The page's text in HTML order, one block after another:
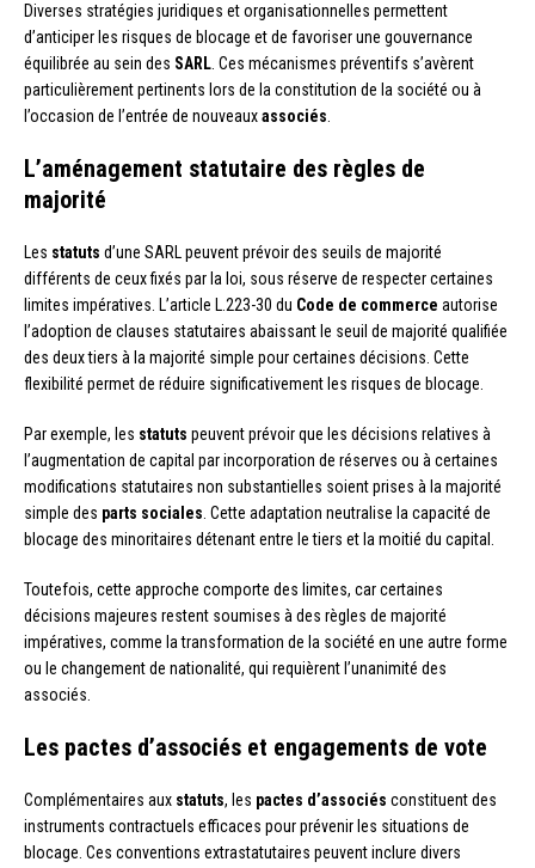
Diverses stratégies juridiques et organisationnelles permettent
d’anticiper les risques de blocage et de favoriser une gouvernance
équilibrée au sein des SARL. Ces mécanismes préventifs s’avèrent
particulièrement pertinents lors de la constitution de la société ou à
l’occasion de l’entrée de nouveauxassociés.
L’aménagement statutaire des règles de
majorité
Les statuts d’une SARL peuvent prévoir des seuils de majorité
différents de ceux fixés par la loi, sous réserve de respecter certaines
limites impératives. L’article L.223-30 du Code de commerce autorise
l’adoption de clauses statutaires abaissant le seuil de majorité qualifiée
des deux tiers à la majorité simple pour certaines décisions. Cette
flexibilité permet de réduire significativement les risques de blocage.
Par exemple, les statuts peuvent prévoir que les décisions relatives à
l’augmentation de capital par incorporation de réserves ou à certaines
modifications statutaires non substantielles soient prises à la majorité
simple des parts sociales. Cette adaptation neutralise la capacité de
blocage des minoritaires détenant entre le tiers et la moitié du capital.
Toutefois, cette approche comporte des limites, car certaines
décisions majeures restent soumises à des règles de majorité
impératives, comme la transformation de la société en une autre forme
ou le changement de nationalité, qui requièrent l’unanimité des
associés.
Les pactes d’associés et engagements de vote
Complémentaires aux statuts, les pactes d’associés constituent des
instruments contractuels efficaces pour prévenir les situations de
blocage. Ces conventions extrastatutaires peuvent inclure divers